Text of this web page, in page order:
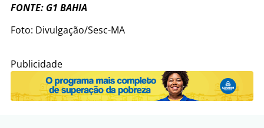
FONTE: G1 BAHIA
Foto: Divulgação/Sesc-MA
Publicidade